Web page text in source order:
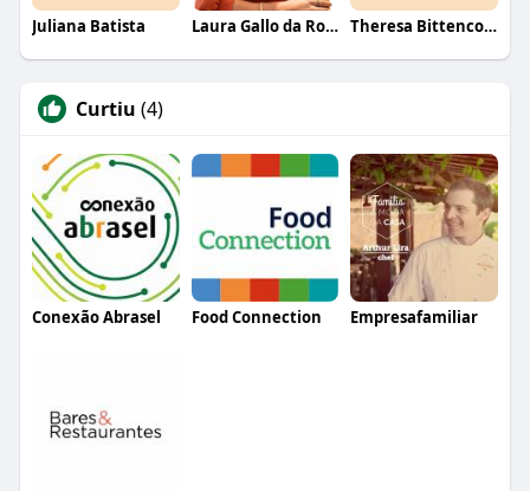
Juliana Batista Laura Gallo da Rosa Theresa Bittencourt
Curtiu (4)
Conexão Abrasel Food Connection Empresafamiliar